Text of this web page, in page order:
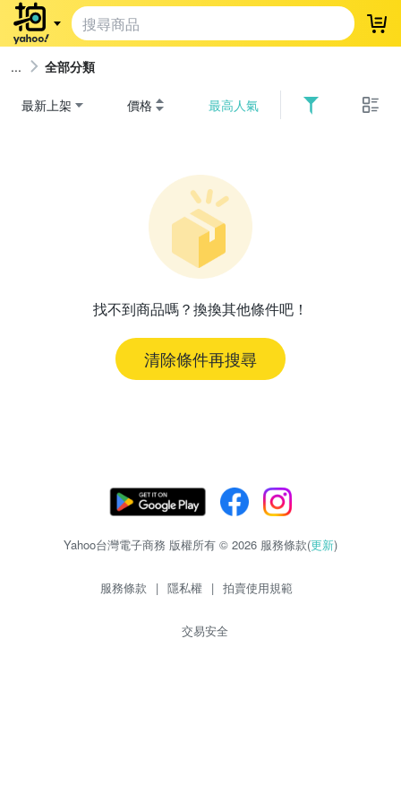
登
全部分類
最新上架 價格 最高人氣
找不到商品嗎？換換其他條件吧！
清除條件再搜尋
Yahoo台灣電子商務 版權所有 © 2026 服務條款(更新)
服務條款 | 隱私權 | 拍賣使用規範
交易安全